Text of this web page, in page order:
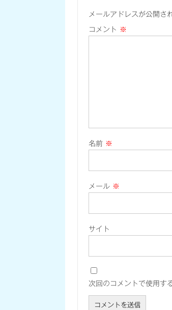
メールアドレスが公開さ
コメント ※
名前 ※
メール ※
サイト
次回のコメントで使用す